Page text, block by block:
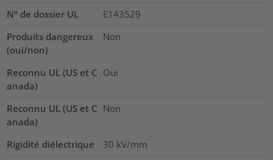
N° de dossier UL
E143529
Produits dangereux
(oui/non)
Non
Reconnu UL (US et C
anada)
Oui
Reconnu UL (US et C
anada)
Non
Rigidité diélectrique 30 kV/mm